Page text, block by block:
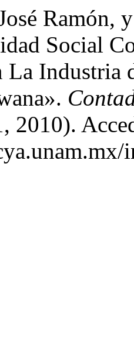
Ramón,
Social
La Industria
2010).